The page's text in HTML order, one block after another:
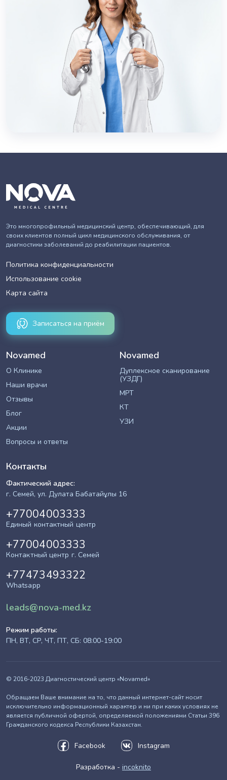
Это многопрофильный медицинский центр, обеспечивающий, для
своих клиентов полный цикл медицинского обслуживания, от
диагностики заболеваний до реабилитации пациентов.
Политика конфиденциальности
Использование cookie
Карта сайта
Записаться на приём
Novamed
О Клинике
Наши врачи
Отзывы
Блог
Акции
Вопросы и ответы
Novamed
Дуплексное сканирование
(УЗДГ)
МРТ
КТ
УЗИ
Контакты
Фактический адрес:
г. Семей, ул. Дулата Бабатайұлы 16
+77004003333
Единый контактный центр
+77004003333
Контактный центр г. Семей
+77473493322
Whatsapp
leads@nova-med.kz
Режим работы:
ПН, ВТ, СР, ЧТ, ПТ, СБ: 08:00-19:00
© 2016-2023 Диагностический центр «Novamed»
Обращаем Ваше внимание на то, что данный интернет-сайт носит
исключительно информационный характер и ни при каких условиях не
является публичной офертой, определяемой положениями Статьи 396
Гражданского кодекса Республики Казахстан.
Facebook Instagram
Разработка - incoknito